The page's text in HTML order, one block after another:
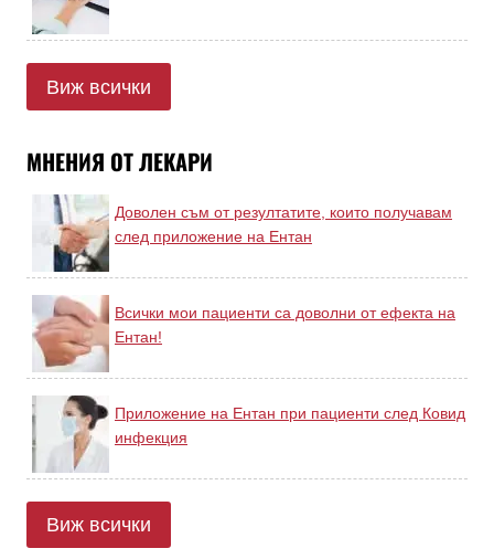
Виж всички
МНЕНИЯ ОТ ЛЕКАРИ
Доволен съм от резултатите, които получавам
след приложение на Ентан
Всички мои пациенти са доволни от ефекта на
Ентан!
Приложение на Ентан при пациенти след Ковид
инфекция
Виж всички